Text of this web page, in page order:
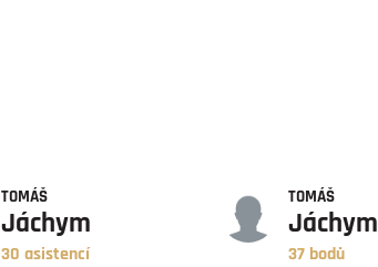
TOMÁŠ
Jáchym
30 asistencí
TOMÁŠ
Jáchym
37 bodů